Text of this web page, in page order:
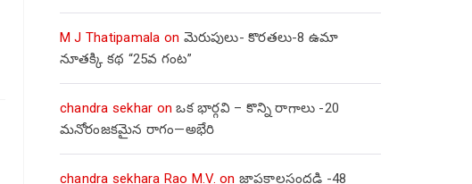
M J Thatipamala on మెరుపులు- కొరతలు-8 ఉమా
నూతక్కి కథ “25వ గంట”
chandra sekhar onఒక భార్గవి – కొన్ని రాగాలు -20
మనోరంజకమైన రాగం—అభేరి
chandra sekhara Rao M.V. on జ్ఞాపకాలసందడి -48